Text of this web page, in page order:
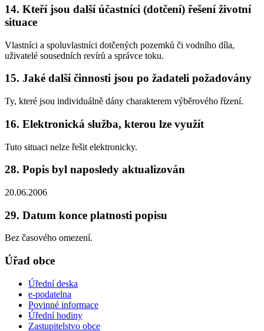
14. Kteří jsou další účastníci (dotčení) řešení životní
situace
Vlastníci a spoluvlastníci dotčených pozemků či vodního díla,
uživatelé sousedních revírů a správce toku.
15. Jaké další činnosti jsou po žadateli požadovány
Ty, které jsou individuálně dány charakterem výběrového řízení.
16. Elektronická služba, kterou lze využít
Tuto situaci nelze řešit elektronicky.
28. Popis byl naposledy aktualizován
20.06.2006
29. Datum konce platnosti popisu
Bez časového omezení.
Úřad obce
Úřední deska
e-podatelna
Povinné informace
Úřední hodiny
Zastupitelstvo obce